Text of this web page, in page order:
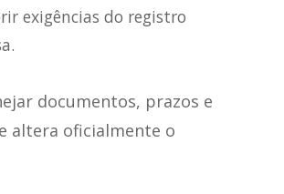
exigências do registro
documentos, prazos e
altera oficialmente o